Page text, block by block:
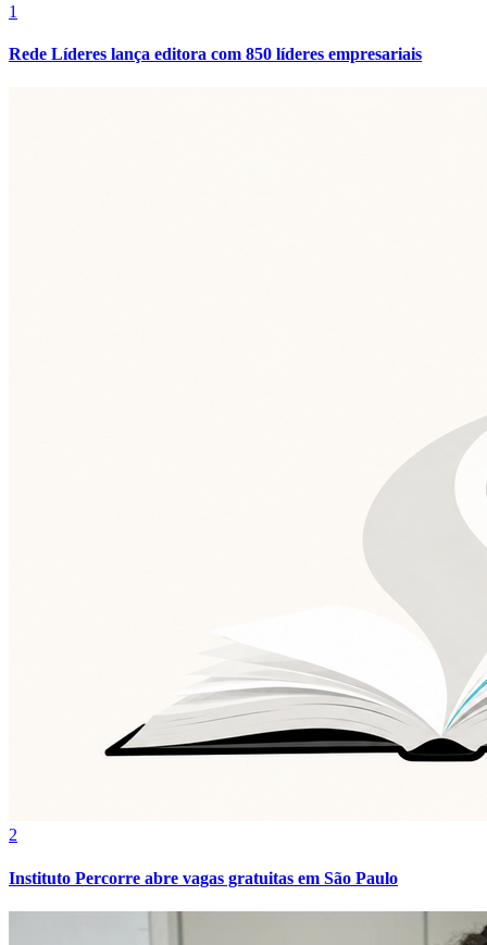
1
Rede Líderes lança editora com 850 líderes empresariais
2
Instituto Percorre abre vagas gratuitas em São Paulo